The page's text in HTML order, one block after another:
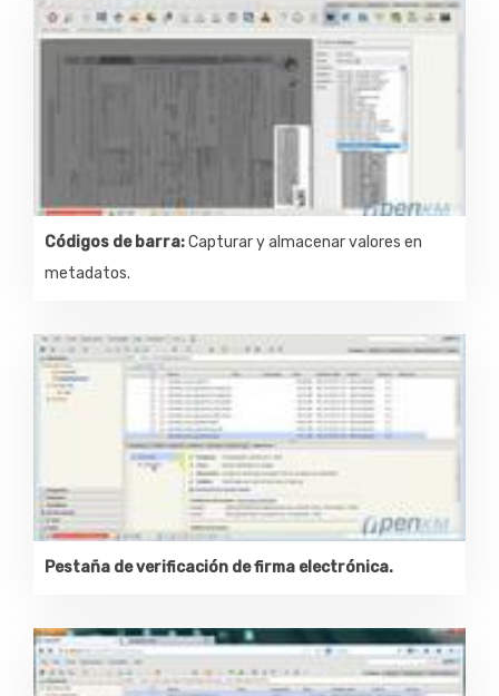
Códigos de barra:Capturar y almacenar valores en
metadatos.
Pestaña de verificación de firma electrónica.